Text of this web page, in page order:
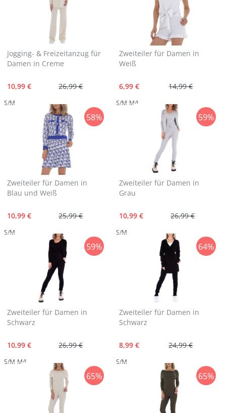
Jogging- & Freizeitanzug für
Damen in Creme
26,99 €
10,99 €
S/M
Zweiteiler für Damen in
Weiß
14,99 €
6,99 €
S/M M/L
58%
Zweiteiler für Damen in
Blau und Weiß
25,99 €
10,99 €
S/M
59%
Zweiteiler für Damen in
Grau
26,99 €
10,99 €
S/M
59%
Zweiteiler für Damen in
Schwarz
26,99 €
10,99 €
S/M M/L
64%
Zweiteiler für Damen in
Schwarz
24,99 €
8,99 €
S/M
65% 65%